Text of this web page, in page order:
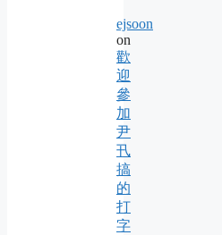
ejsoon
on
歡
迎
參
加
尹
卂
搞
的
打
字